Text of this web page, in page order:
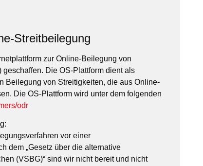
Streitbeilegung
zur Online-Beilegung von
geschaffen. Die OS-Plattform dient als
Beilegung von Streitigkeiten, die aus Online-
Die OS-Plattform wird unter dem folgenden
odr
vor einer
dem „Gesetz über die alternative
(VSBG)“ sind wir nicht bereit und nicht